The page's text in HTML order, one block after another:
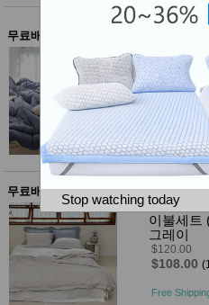
건 홍삼전
드
건강보
기능성
건강식
품
Diet/여
성용품
스킨케
메이크
업
헤어케
어/염색
바디케
남성화
장품
Stop watching today
무료배송
올리비
면 차렵
장) - 연그
$137.00
$123.30
Free Shipping
무료배송
올리비아
이불세트
그레이
$120.00
$108.00
Free